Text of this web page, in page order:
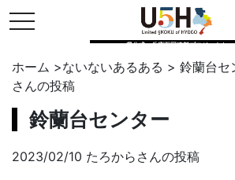
toggle navigation
県公式・兵庫五国連邦プロジェクト
ホーム >ないないあるある > 鈴蘭台セ
さんの投稿
鈴蘭台センター
2023/02/10 たろからさんの投稿